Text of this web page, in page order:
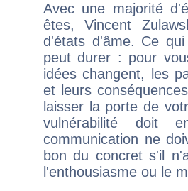
Avec une majorité
êtes, Vincent
d'états d'âme. Ce
peut durer : pour
idées changent, les
et leurs
laisser la porte de
vulnérabilité doit
communication ne
bon du concret s'il
l'enthousiasme ou le